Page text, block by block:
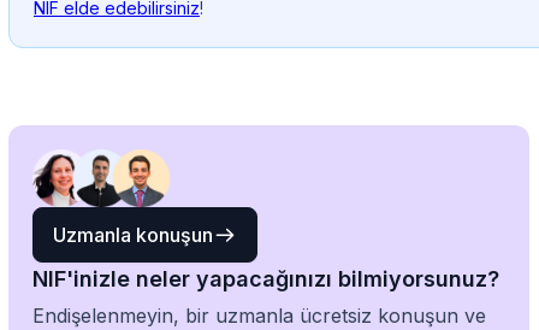
NIF elde edebilirsiniz!
Uzmanla konuşun
NIF'inizle neler yapacağınızı bilmiyorsunuz?
Endişelenmeyin, bir uzmanla ücretsiz konuşun ve